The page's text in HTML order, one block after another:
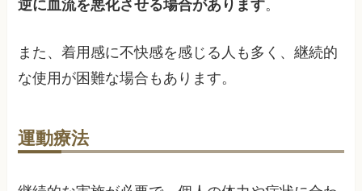
逆に血流を悪化させる場合があります。
また、着用感に不快感を感じる人も多く、継続的
な使用が困難な場合もあります。
運動療法